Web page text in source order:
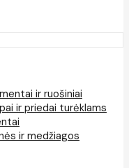
ir ruošiniai
ir priedai turėklams
ir medžiagos